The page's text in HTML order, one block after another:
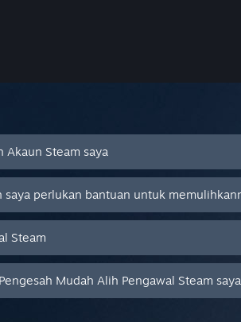
Akaun Steam saya
saya perlukan bantuan untuk
Steam
Mudah Alih Pengawal Steam saya